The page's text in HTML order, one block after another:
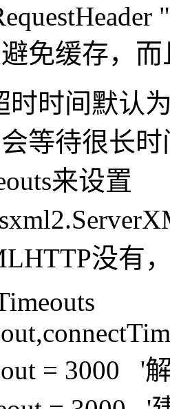
免缓存，
时时间默认
等待很长
来设置
没有
= 3000 '